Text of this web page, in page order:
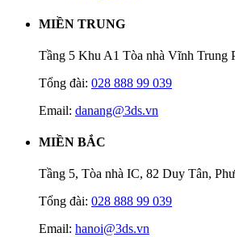
MIỀN TRUNG
Tầng 5 Khu A1 Tòa nhà Vĩnh Trung
Tổng đài: 028 888 99 039
Email: danang@3ds.vn
MIỀN BẮC
Tầng 5, Tòa nhà IC, 82 Duy Tân,
Tổng đài: 028 888 99 039
Email: hanoi@3ds.vn